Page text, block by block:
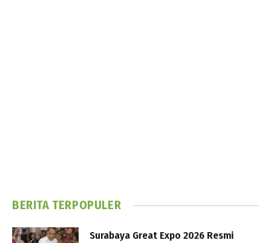
BERITA TERPOPULER
Surabaya Great Expo 2026 Resmi